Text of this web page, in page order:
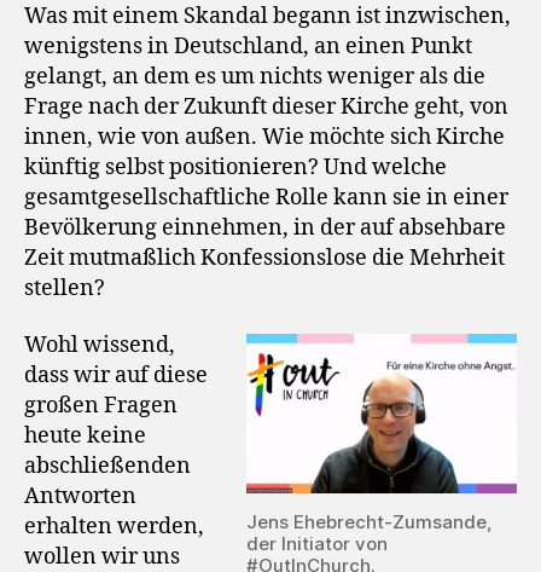
Was mit einem Skandal begann ist inzwischen,
wenigstens in Deutschland, an einen Punkt
gelangt, an dem es um nichts weniger als die
Frage nach der Zukunft dieser Kirche geht, von
innen, wie von außen. Wie möchte sich Kirche
künftig selbst positionieren? Und welche
gesamtgesellschaftliche Rolle kann sie in einer
Bevölkerung einnehmen, in der auf absehbare
Zeit mutmaßlich Konfessionslose die Mehrheit
stellen?
Jens Ehebrecht-Zumsande,
der Initiator von
#OutInChurch.
Wohl wissend,
dass wir auf diese
großen Fragen
heute keine
abschließenden
Antworten
erhalten werden,
wollen wir uns